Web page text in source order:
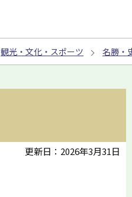
観光・文化・スポーツ 名勝・
更新日：2026年3月31日